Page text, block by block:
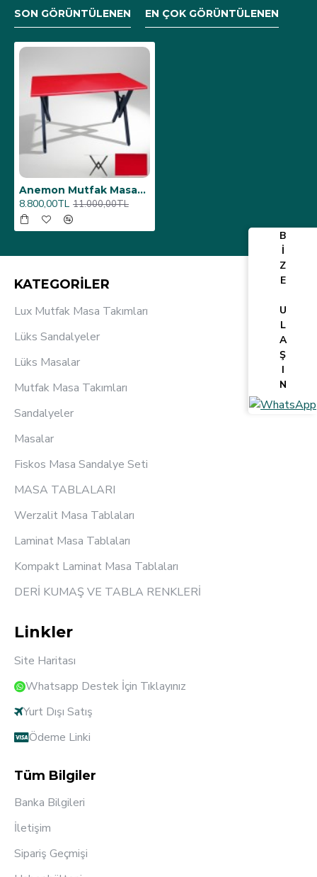
SON GÖRÜNTÜLENEN EN ÇOK GÖRÜNTÜLENEN
Anemon Mutfak Masası 70x120 (Werzalit, Wermodin ve Allzalit Tabla) - Kırmızı
8.800,00TL 11.000,00TL
KATEGORİLER
Lux Mutfak Masa Takımları
Lüks Sandalyeler
Lüks Masalar
Mutfak Masa Takımları
Sandalyeler
Masalar
Fiskos Masa Sandalye Seti
MASA TABLALARI
Werzalit Masa Tablaları
Laminat Masa Tablaları
Kompakt Laminat Masa Tablaları
DERİ KUMAŞ VE TABLA RENKLERİ
Linkler
Site Haritası
Whatsapp Destek İçin Tıklayınız
Yurt Dışı Satış
Ödeme Linki
Tüm Bilgiler
Banka Bilgileri
İletişim
Sipariş Geçmişi
B
İ
Z
E
U
L
A
Ş
I
N